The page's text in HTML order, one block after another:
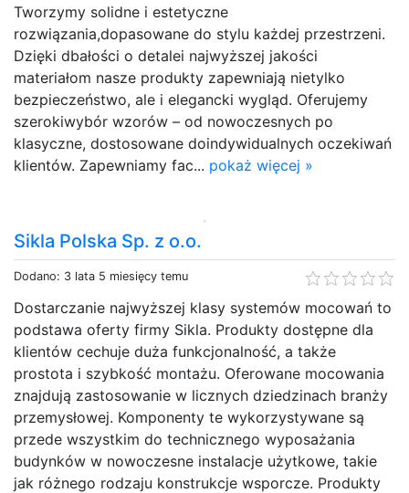
Tworzymy solidne i estetyczne
rozwiązania,dopasowane do stylu każdej przestrzeni.
Dzięki dbałości o detalei najwyższej jakości
materiałom nasze produkty zapewniają nietylko
bezpieczeństwo, ale i elegancki wygląd. Oferujemy
szerokiwybór wzorów – od nowoczesnych po
klasyczne, dostosowane doindywidualnych oczekiwań
klientów. Zapewniamy fac... pokaż więcej »
Sikla Polska Sp. z o.o.
Dodano: 3 lata 5 miesięcy temu
Dostarczanie najwyższej klasy systemów mocowań to
podstawa oferty firmy Sikla. Produkty dostępne dla
klientów cechuje duża funkcjonalność, a także
prostota i szybkość montażu. Oferowane mocowania
znajdują zastosowanie w licznych dziedzinach branży
przemysłowej. Komponenty te wykorzystywane są
przede wszystkim do technicznego wyposażania
budynków w nowoczesne instalacje użytkowe, takie
jak różnego rodzaju konstrukcje wsporcze. Produkty